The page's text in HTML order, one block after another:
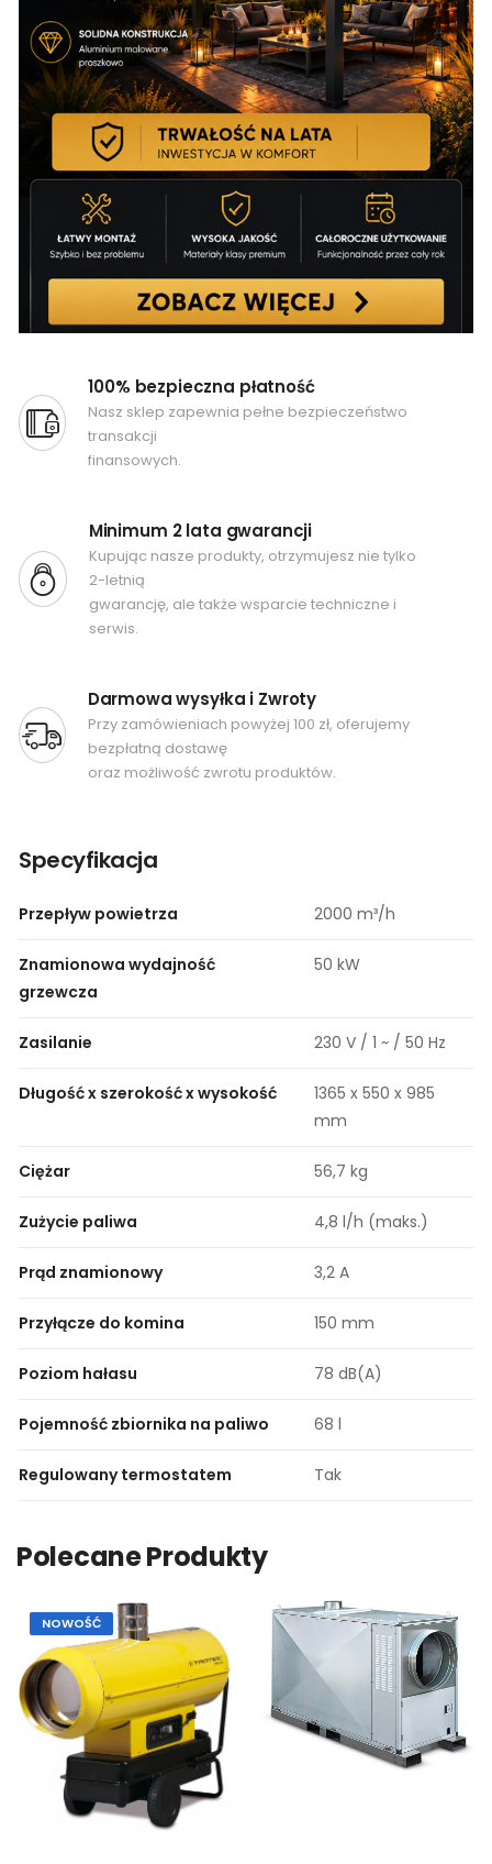
100% bezpieczna płatność
Nasz sklep zapewnia pełne bezpieczeństwo
transakcji
finansowych.
Minimum 2 lata gwarancji
Kupując nasze produkty, otrzymujesz nie tylko
2-letnią
gwarancję, ale także wsparcie techniczne i
serwis.
Darmowa wysyłka i Zwroty
Przy zamówieniach powyżej 100 zł, oferujemy
bezpłatną dostawę
oraz możliwość zwrotu produktów.
Specyfikacja
Przepływ powietrza 2000 m³/h
Znamionowa wydajność
grzewcza
50 kW
Zasilanie 230 V / 1 ~ / 50 Hz
Długość x szerokość x wysokość
1365 x 550 x 985
mm
Ciężar 56,7 kg
Zużycie paliwa 4,8 l/h (maks.)
Prąd znamionowy 3,2 A
Przyłącze do komina 150 mm
Poziom hałasu 78 dB(A)
Pojemność zbiornika na paliwo 68 l
Regulowany termostatem Tak
Polecane Produkty
NOWOŚĆ